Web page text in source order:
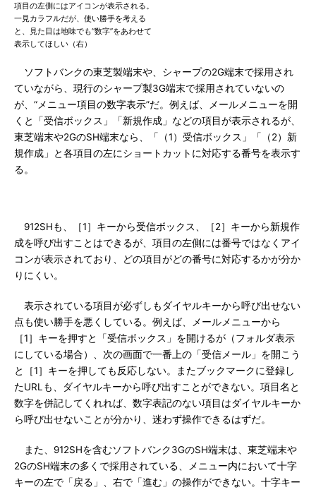
項目の左側にはアイコンが表示される。
一見カラフルだが、使い勝手を考える
と、見た目は地味でも“数字”をあわせて
表示してほしい（右）
ソフトバンクの東芝製端末や、シャープの2G端末で採用され
ていながら、現行のシャープ製3G端末で採用されていないの
が、“メニュー項目の数字表示”だ。例えば、メールメニューを開
くと「受信ボックス」「新規作成」などの項目が表示されるが、
東芝端末や2GのSH端末なら、「（1）受信ボックス」「（2）新
規作成」と各項目の左にショートカットに対応する番号を表示す
る。
912SHも、［1］キーから受信ボックス、［2］キーから新規作
成を呼び出すことはできるが、項目の左側には番号ではなくアイ
コンが表示されており、どの項目がどの番号に対応するかが分か
りにくい。
表示されている項目が必ずしもダイヤルキーから呼び出せない
点も使い勝手を悪くしている。例えば、メールメニューから
［1］キーを押すと「受信ボックス」を開けるが（フォルダ表示
にしている場合）、次の画面で一番上の「受信メール」を開こう
と［1］キーを押しても反応しない。またブックマークに登録し
たURLも、ダイヤルキーから呼び出すことができない。項目名と
数字を併記してくれれば、数字表記のない項目はダイヤルキーか
ら呼び出せないことが分かり、迷わず操作できるはずだ。
また、912SHを含むソフトバンク3GのSH端末は、東芝端末や
2GのSH端末の多くで採用されている、メニュー内において十字
キーの左で「戻る」、右で「進む」の操作ができない。十字キー